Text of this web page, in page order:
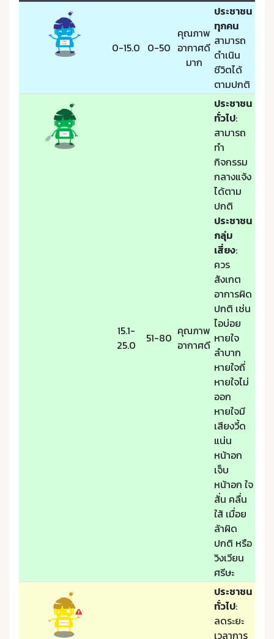
0-15.0 0-50
คุณภาพ
อากาศดี
มาก
ประชาชน
ทุกคน
สามารถ
ดำเนิน
ชีวิตได้
ตามปกติ
15.1-
25.0
51-80 คุณภาพ
อากาศดี
ประชาชน
ทั่วไป:
สามารถ
ทำ
กิจกรรม
กลางแจ้ง
ได้ตาม
ปกติ
ประชาชน
กลุ่ม
เสี่ยง:
ควร
สังเกต
อาการผิด
ปกติ เช่น
ไอบ่อย
หายใจ
ลำบาก
หายใจถี่
หายใจไม่
ออก
หายใจมี
เสียงวี้ด
แน่น
หน้าอก
เจ็บ
หน้าอก ใจ
สั่น คลื่น
ใส้ เมื่อย
ล้าผิด
ปกติ หรือ
วิงเวียน
ศรีษะ
ประชาชน
ทั่วไป:
ลดระยะ
เวลาการ